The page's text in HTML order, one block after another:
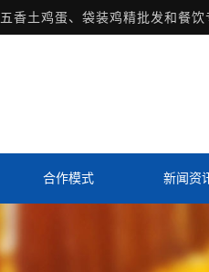
五香土鸡蛋、袋装鸡精批发和餐
合作模式 新闻资